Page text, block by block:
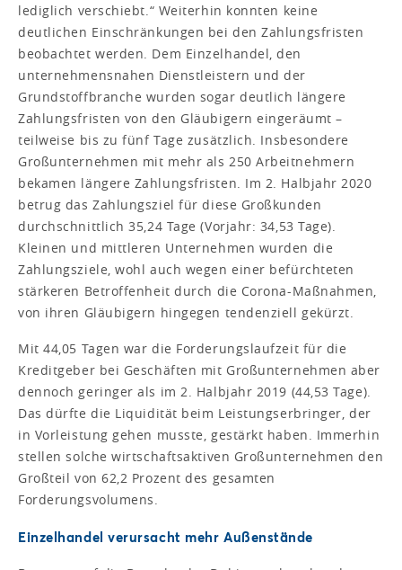
lediglich verschiebt.“ Weiterhin konnten keine
deutlichen Einschränkungen bei den Zahlungsfristen
beobachtet werden. Dem Einzelhandel, den
unternehmensnahen Dienstleistern und der
Grundstoffbranche wurden sogar deutlich längere
Zahlungsfristen von den Gläubigern eingeräumt –
teilweise bis zu fünf Tage zusätzlich. Insbesondere
Großunternehmen mit mehr als 250 Arbeitnehmern
bekamen längere Zahlungsfristen. Im 2. Halbjahr 2020
betrug das Zahlungsziel für diese Großkunden
durchschnittlich 35,24 Tage (Vorjahr: 34,53 Tage).
Kleinen und mittleren Unternehmen wurden die
Zahlungsziele, wohl auch wegen einer befürchteten
stärkeren Betroffenheit durch die Corona-Maßnahmen,
von ihren Gläubigern hingegen tendenziell gekürzt.
Mit 44,05 Tagen war die Forderungslaufzeit für die
Kreditgeber bei Geschäften mit Großunternehmen aber
dennoch geringer als im 2. Halbjahr 2019 (44,53 Tage).
Das dürfte die Liquidität beim Leistungserbringer, der
in Vorleistung gehen musste, gestärkt haben. Immerhin
stellen solche wirtschaftsaktiven Großunternehmen den
Großteil von 62,2 Prozent des gesamten
Forderungsvolumens.
Einzelhandel verursacht mehr Außenstände